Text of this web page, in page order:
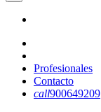
Profesionales
Contacto
call900649209